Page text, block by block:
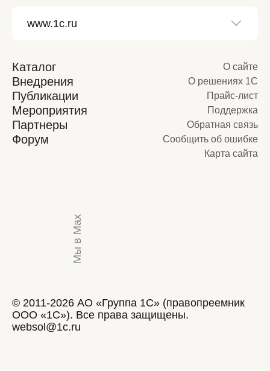
Каталог
Внедрения
Публикации
Мероприятия
Партнеры
Форум
О сайте
О решениях 1С
Прайс-лист
Поддержка
Обратная связь
Сообщить об ошибке
Карта сайта
Мы в Max
© 2011-2026 АО «Группа 1С» (правопреемник
ООО «1С»). Все права защищены.
websol@1c.ru